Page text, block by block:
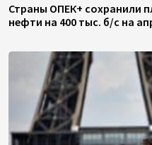
Страны ОПЕК+ сохранили
нефти на 400 тыс. б/с на